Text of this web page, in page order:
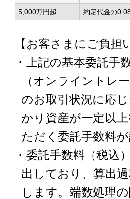
5,000万円超 約定代金の
【お客さまにご負
・上記の基本委託手
（オンライントレ
のお取引状況に応
かり資産が一定以
ただく委託手数料が
・委託手数料（税込
出しており、算出
します。端数処理